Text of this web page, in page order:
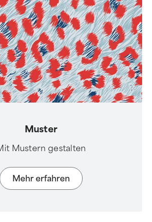
Muster
Mustern gestalten
Mehr erfahren